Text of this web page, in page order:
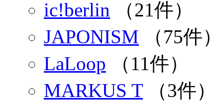
ic!berlin （21件）
JAPONISM （75件）
LaLoop （11件）
MARKUS T（3件）